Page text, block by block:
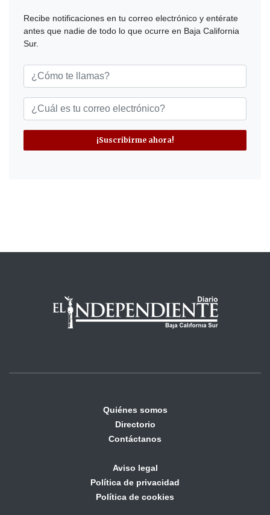
Recibe notificaciones en tu correo electrónico y entérate
antes que nadie de todo lo que ocurre en Baja California
Sur.
¡Suscribirme ahora!
Quiénes somos
Directorio
Contáctanos
Aviso legal
Política de privacidad
Política de cookies